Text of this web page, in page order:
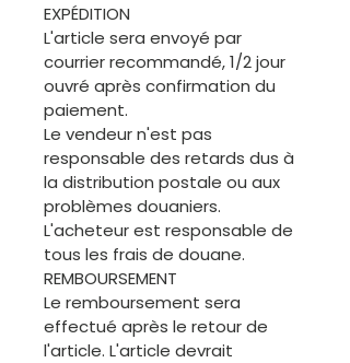
EXPÉDITION
L'article sera envoyé par
courrier recommandé, 1/2 jour
ouvré après confirmation du
paiement.
Le vendeur n'est pas
responsable des retards dus à
la distribution postale ou aux
problèmes douaniers.
L'acheteur est responsable de
tous les frais de douane.
REMBOURSEMENT
Le remboursement sera
effectué après le retour de
l'article. L'article devrait